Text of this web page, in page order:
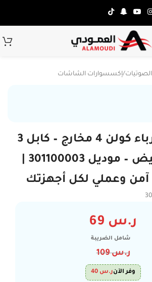
/إكسسوارات الشاشات
توصيلة كهرباء كولن 4 مخارج – كابل 3
آمن وعملي لكل أجهزتك
ر.س
شامل الضريبة
ر.س109
وفر الآنر.س